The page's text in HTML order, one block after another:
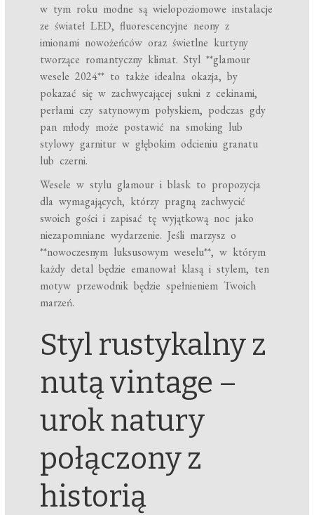
w tym roku modne są wielopoziomowe instalacje
ze świateł LED, fluorescencyjne neony z
imionami nowożeńców oraz świetlne kurtyny
tworzące romantyczny klimat. Styl **glamour
wesele 2024** to także idealna okazja, by
pokazać się w zachwycającej sukni z cekinami,
perłami czy satynowym połyskiem, podczas gdy
pan młody może postawić na smoking lub
stylowy garnitur w głębokim odcieniu granatu
lub czerni.
Wesele w stylu glamour i blask to propozycja
dla wymagających, którzy pragną zachwycić
swoich gości i zapisać tę wyjątkową noc jako
niezapomniane wydarzenie. Jeśli marzysz o
**nowoczesnym luksusowym weselu**, w którym
każdy detal będzie emanował klasą i stylem, ten
motyw przewodnik będzie spełnieniem Twoich
marzeń.
Styl rustykalny z
nutą vintage –
urok natury
połączony z
historią